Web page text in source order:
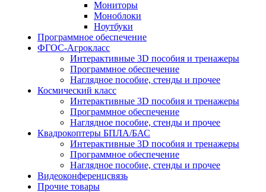
Мониторы
Моноблоки
Ноутбуки
Программное обеспечение
ФГОС-Агрокласс
Интерактивные 3D пособия и тренажеры
Программное обеспечение
Наглядное пособие, стенды и прочее
Космический класс
Интерактивные 3D пособия и тренажеры
Программное обеспечение
Наглядное пособие, стенды и прочее
Квадрокоптеры БПЛА/БАС
Интерактивные 3D пособия и тренажеры
Программное обеспечение
Наглядное пособие, стенды и прочее
Видеоконференцсвязь
Прочие товары